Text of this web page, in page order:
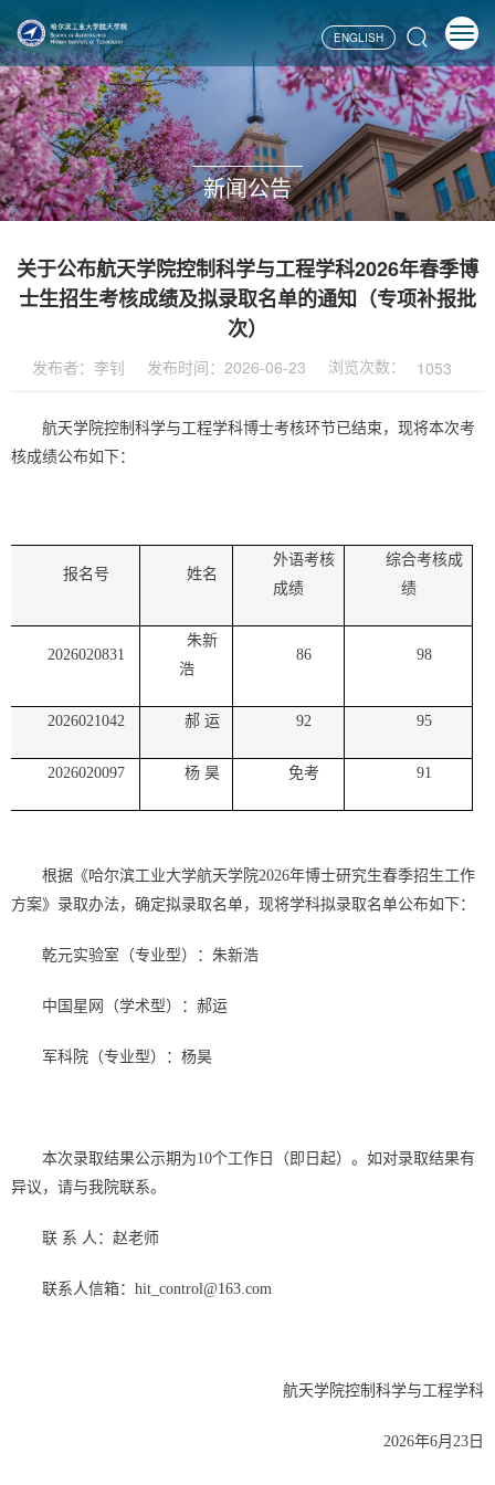
ENGLISH
新闻公告
关于公布航天学院控制科学与工程学科2026年春季博
士生招生考核成绩及拟录取名单的通知（专项补报批
次）
发布者：李钊 发布时间：2026-06-23 浏览次数： 1053
航天学院控制科学与工程学科博士考核环节已结束，现将本次考
核成绩公布如下：
报名号 姓名
外语考核
成绩
综合考核成
绩
2026020831
朱新
浩
86 98
2026021042 郝 运 92 95
2026020097 杨 昊 免考 91
根据《哈尔滨工业大学航天学院2026年博士研究生春季招生工作
方案》录取办法，确定拟录取名单，现将学科拟录取名单公布如下：
乾元实验室（专业型）：朱新浩
中国星网（学术型）：郝运
军科院（专业型）：杨昊
本次录取结果公示期为10个工作日（即日起）。如对录取结果有
异议，请与我院联系。
联 系 人：赵老师
联系人信箱： hit_control@163.com
航天学院控制科学与工程学科
2026年6月 23 日